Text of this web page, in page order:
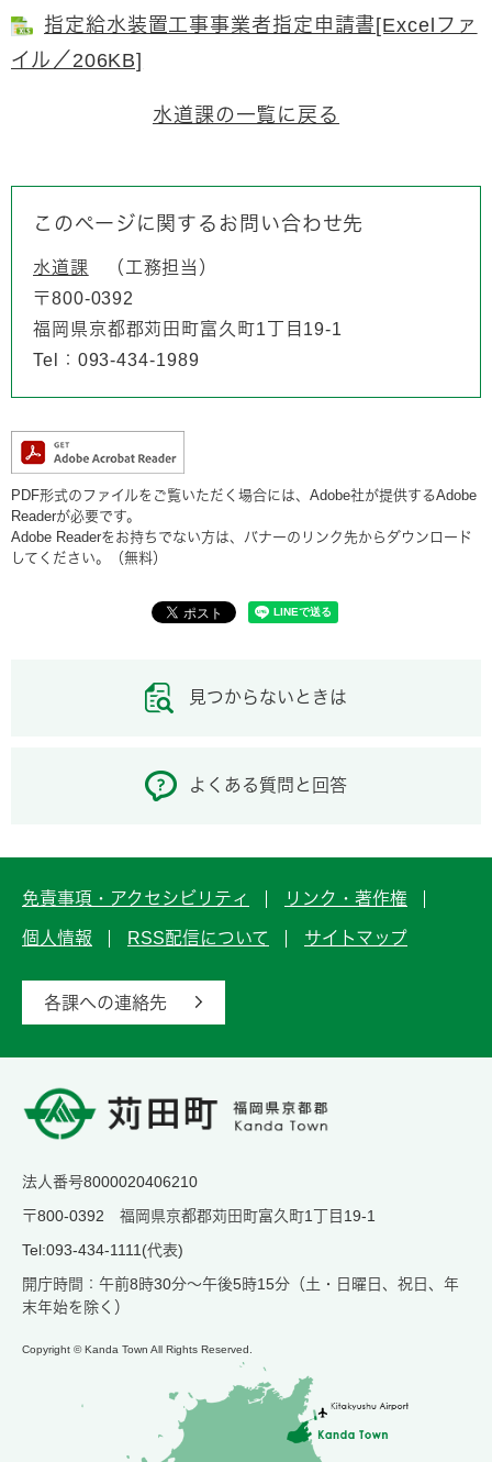
指定給水装置工事事業者指定申請書[Excelファ
イル／206KB]
水道課の一覧に戻る
このページに関するお問い合わせ先
水道課
工務担当
〒800-0392
福岡県京都郡苅田町富久町1丁目19-1
Tel：093-434-1989
PDF形式のファイルをご覧いただく場合には、Adobe社が提供するAdobe
Readerが必要です。
Adobe Readerをお持ちでない方は、バナーのリンク先からダウンロード
してください。（無料）
見つからないときは
よくある質問と回答
免責事項・アクセシビリティ リンク・著作権
個人情報 RSS配信について サイトマップ
各課への連絡先
法人番号8000020406210
〒800-0392 福岡県京都郡苅田町富久町1丁目19-1
Tel:093-434-1111(代表)
開庁時間：午前8時30分～午後5時15分（土・日曜日、祝日、年
末年始を除く）
Copyright © Kanda Town All Rights Reserved.